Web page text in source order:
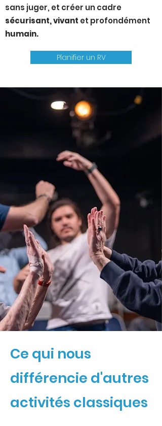
sans juger, et créer un cadre
sécurisant, vivant et profondément
humain.
Planifier un RV
Ce qui nous
différencie d'autres
activités classiques